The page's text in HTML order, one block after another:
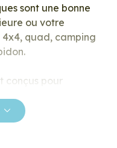
sont une bonne
ou votre
quad, camping
conçus pour